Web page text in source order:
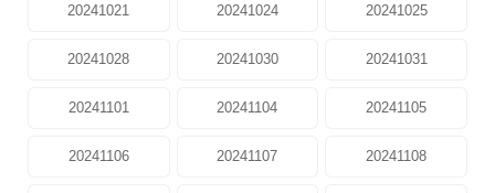
20241021 20241024 20241025
20241028 20241030 20241031
20241101 20241104 20241105
20241106 20241107 20241108